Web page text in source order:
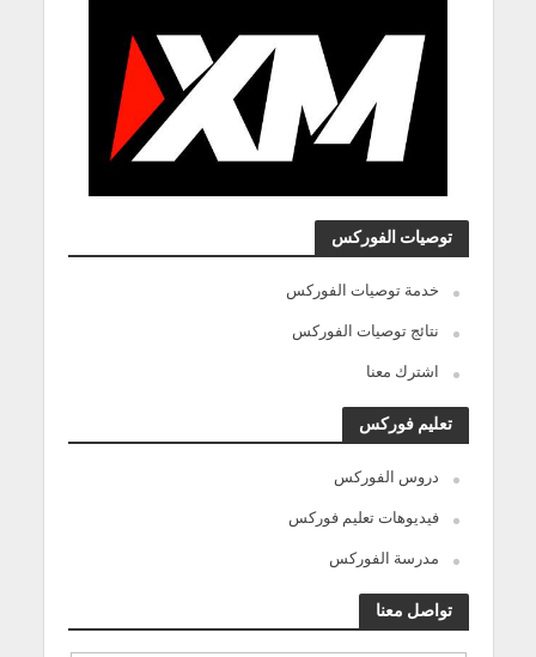
توصيات الفوركس
خدمة توصيات الفوركس
نتائج توصيات الفوركس
اشترك معنا
تعليم فوركس
دروس الفوركس
فيديوهات تعليم فوركس
مدرسة الفوركس
تواصل معنا